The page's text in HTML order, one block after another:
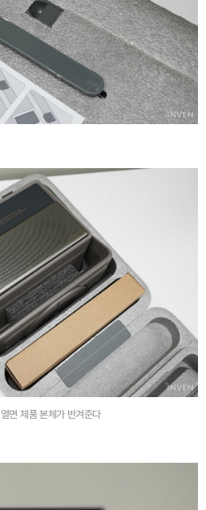
면 제품 본체가 반겨준다